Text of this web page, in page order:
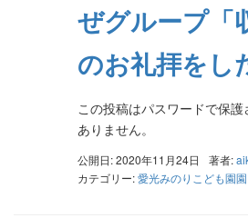
ぜグループ「
のお礼拝をし
この投稿はパスワードで保
ありません。
公開日: 2020年11月24日 著者:
カテゴリー:愛光みのりこども園